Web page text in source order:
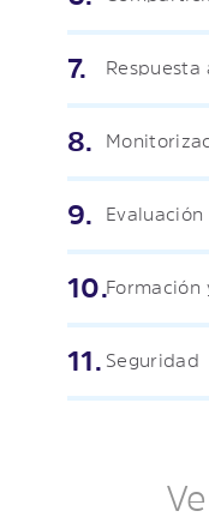
Formación
Seguridad